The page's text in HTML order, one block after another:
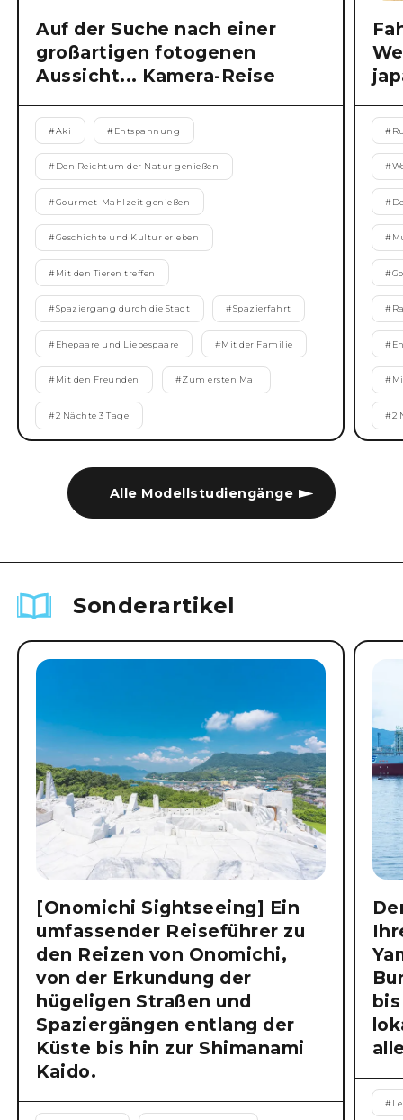
Alle Modellstudiengänge
Auf der Suche nach einer
großartigen fotogenen
Aussicht... Kamera-Reise
#Aki # Entspannung
# Den Reichtum der Natur genießen
#Gourmet-Mahlzeit genießen
#Geschichte und Kultur erleben
# Mit den Tieren treffen
#Spaziergang durch die Stadt #Spazierfahrt
# Ehepaare und Liebespaare #Mit der Familie
# Mit den Freunden #Zum ersten Mal
#2 Nächte 3 Tage
#
#
#
#
#
#
#
#
#2
Sonderartikel
[Onomichi Sightseeing] Ein
umfassender Reiseführer zu
den Reizen von Onomichi,
von der Erkundung der
hügeligen Straßen und
Spaziergängen entlang der
Küste bis hin zur Shimanami
Kaido.
#